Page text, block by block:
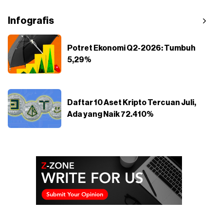
Infografis
Potret Ekonomi Q2-2026: Tumbuh
5,29%
Daftar 10 Aset Kripto Tercuan Juli,
Ada yang Naik 72.410%